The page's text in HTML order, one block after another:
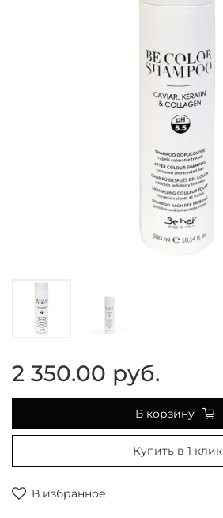
В избранное
2 350.00 руб.
В корзину
Купить в 1 клик